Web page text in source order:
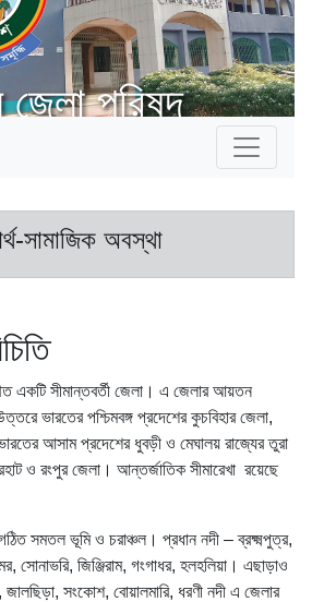
জেলা পরিষদ
সামাজিক অবস্থা
একটি সীমান্তবর্তী জেলা। এ জেলার আয়তন
ভারতের পশ্চিমবঙ্গ প্রদেশের কুচবিহার জেলা,
ভারতের আসাম প্রদেশের ধুবড়ী ও মেঘালয় রাজ্যের তুরা
ও রংপুর জেলা। আন্তর্জাতিক সীমারেখা রয়েছে
সমতল ভূমি ও চরাঞ্চল। প্রধান নদী – ব্রক্ষ্মপুত্র,
সোনাভরি, জিঞ্জিরাম, গংগাধর, হলহলিয়া। এছাড়াও
সংকোশ, বোয়ালমারি, ধরণী নদী এ জেলার